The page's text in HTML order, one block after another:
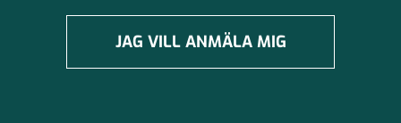
JAG VILL ANMÄLA MIG